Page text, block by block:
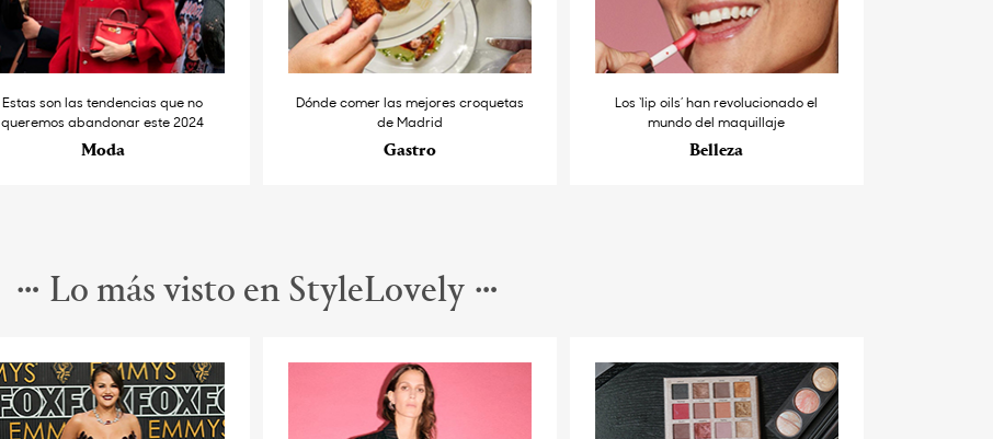
Estas son las tendencias que no
queremos abandonar este 2024
Moda
Dónde comer las mejores croquetas
de Madrid
Gastro
Los ‘lip oils’ han revolucionado el
mundo del maquillaje
Belleza
Lo más visto en StyleLovely